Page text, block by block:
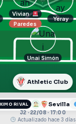
Unai Simón
Vivian
Paredes
Yeray
Athletic Club
RIVAL Sevilla
J2 · 22/08 · 17:00
Actualizado hace 3 días